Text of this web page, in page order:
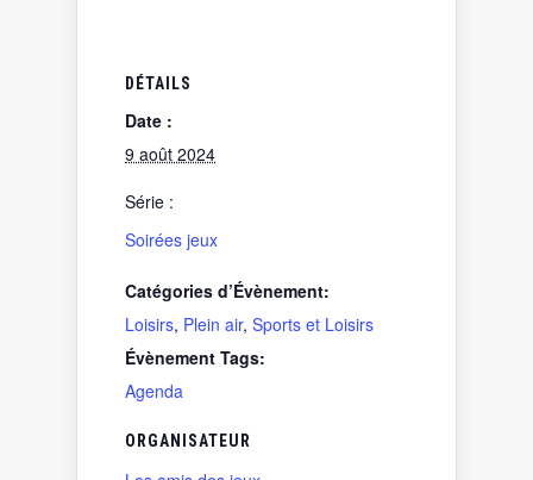
DÉTAILS
Date :
9 août 2024
Série :
Soirées jeux
Catégories d’Évènement:
Loisirs, Plein air, Sports et Loisirs
Évènement Tags:
Agenda
ORGANISATEUR